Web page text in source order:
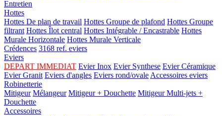
Entretien
Hottes
Hottes De plan de travail Hottes Groupe de plafond Hottes Groupe
filtrant Hottes Îlot central Hottes Intégrable / Encastrable Hottes
Murale Horizontale Hottes Murale Verticale
Crédences 3168 ref. eviers
Eviers
DEPART IMMEDIAT Evier Inox Evier Synthese Evier Céramique
Evier Granit Eviers d'angles Eviers rond/ovale Accessoires eviers
Robinetterie
Mitigeur Mélangeur Mitigeur + Douchette Mitigeur Multi-jets +
Douchette
Accessoires